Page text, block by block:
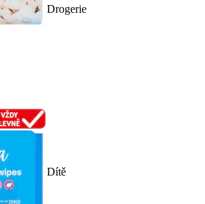
Drogerie
Dítě